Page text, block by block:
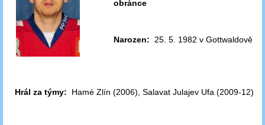
obránce
Narozen: 25. 5. 1982 v Gottwaldově
Hrál za týmy: Hamé Zlín (2006), Salavat Julajev Ufa (2009-12)